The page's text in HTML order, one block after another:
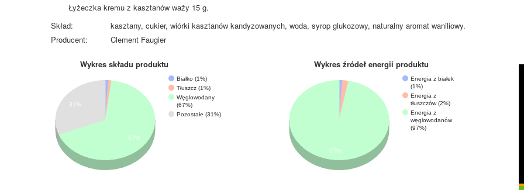
Łyżeczka kremu z kasztanów waży 15 g.
Skład:
kasztany, cukier, wiórki kasztanów kandyzowanych, woda, syrop glukozowy, naturalny aromat waniliowy.
Producent:
Clement Faugier
Wykres składu produktu
Białko (1%)
Tłuszcz (1%)
Węglowodany
(67%)
Pozostałe (31%)
31%
67%
Wykres źródeł energii produktu
Energia z białek
(1%)
Energia z
tłuszczów (2%)
Energia z
węglowodanów
(97%)
97%